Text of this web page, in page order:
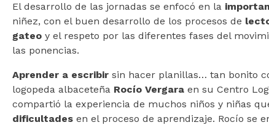
El desarrollo de las jornadas se enfocó en la
niñez, con el buen desarrollo de los procesos de
gateo y el respeto por las diferentes fases del
las ponencias.
Aprender a escribir sin hacer planillas… tan bonito
logopeda albaceteña Rocío Vergara en su Centro
compartió la experiencia de muchos niños y niñas
dificultades en el proceso de aprendizaje. Rocío se